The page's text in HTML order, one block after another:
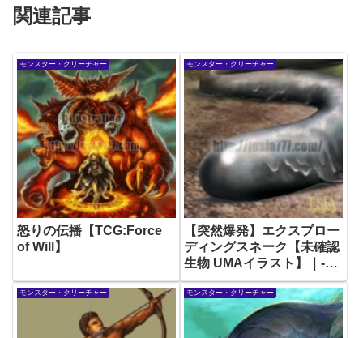
関連記事
モンスター・クリーチャー
怒りの伝播【TCG:Force
of Will】
モンスター・クリーチャー
【突然爆発】エクスプロー
ディングスネーク【未確認
生物 UMAイラスト】｜-
Cryptid-illustration
モンスター・クリーチャー モンスター・クリーチャー